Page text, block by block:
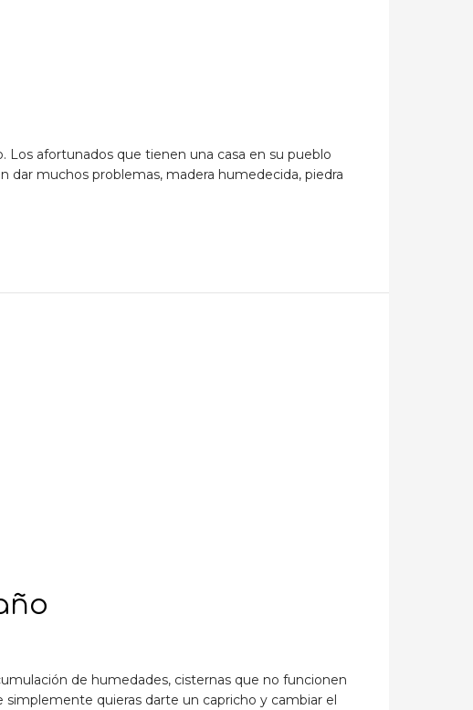
Los afortunados que tienen una casa en su pueblo
dar muchos problemas, madera humedecida, piedra
de humedades, cisternas que no funcionen
simplemente quieras darte un capricho y cambiar el